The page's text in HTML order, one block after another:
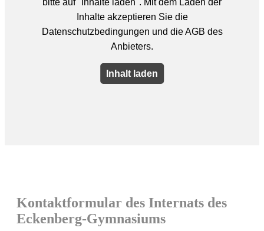
Kontaktformular des Internats des
Eckenberg-Gymnasiums